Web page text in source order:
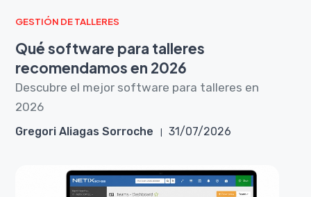
GESTIÓN DE TALLERES
Qué software para talleres
recomendamos en 2026
Descubre el mejor software para talleres en
2026
Gregori Aliagas Sorroche 31/07/2026